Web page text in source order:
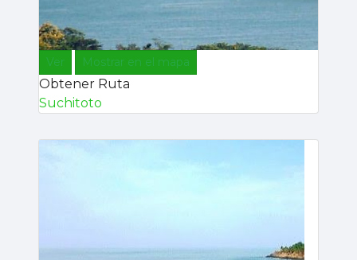
Ver Mostrar en el mapa
Obtener Ruta
Suchitoto